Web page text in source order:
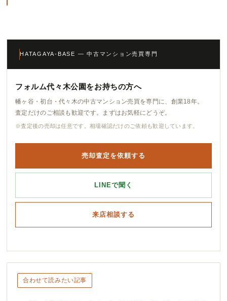
HATAGAYA-BASE — 中古マンション売買専門
フォルム代々木公園をお持ちの方へ
幡ヶ谷・初台・代々木の中古マンション売買を専門に、創業18年。
査定だけのご相談も歓迎です。まずはお気軽にどうぞ。
※査定後の売却は任意です。相場確認だけのご依頼も歓迎しています。
売却査定を依頼する
LINEで聞く
来店相談する
合わせて読みたい記事